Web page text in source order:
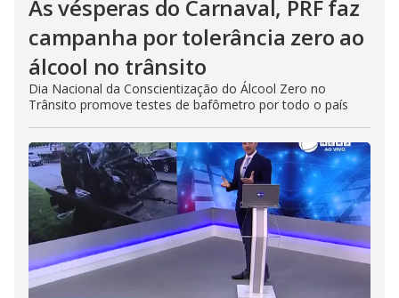
Às vésperas do Carnaval, PRF faz
campanha por tolerância zero ao
álcool no trânsito
Dia Nacional da Conscientização do Álcool Zero no
Trânsito promove testes de bafômetro por todo o país